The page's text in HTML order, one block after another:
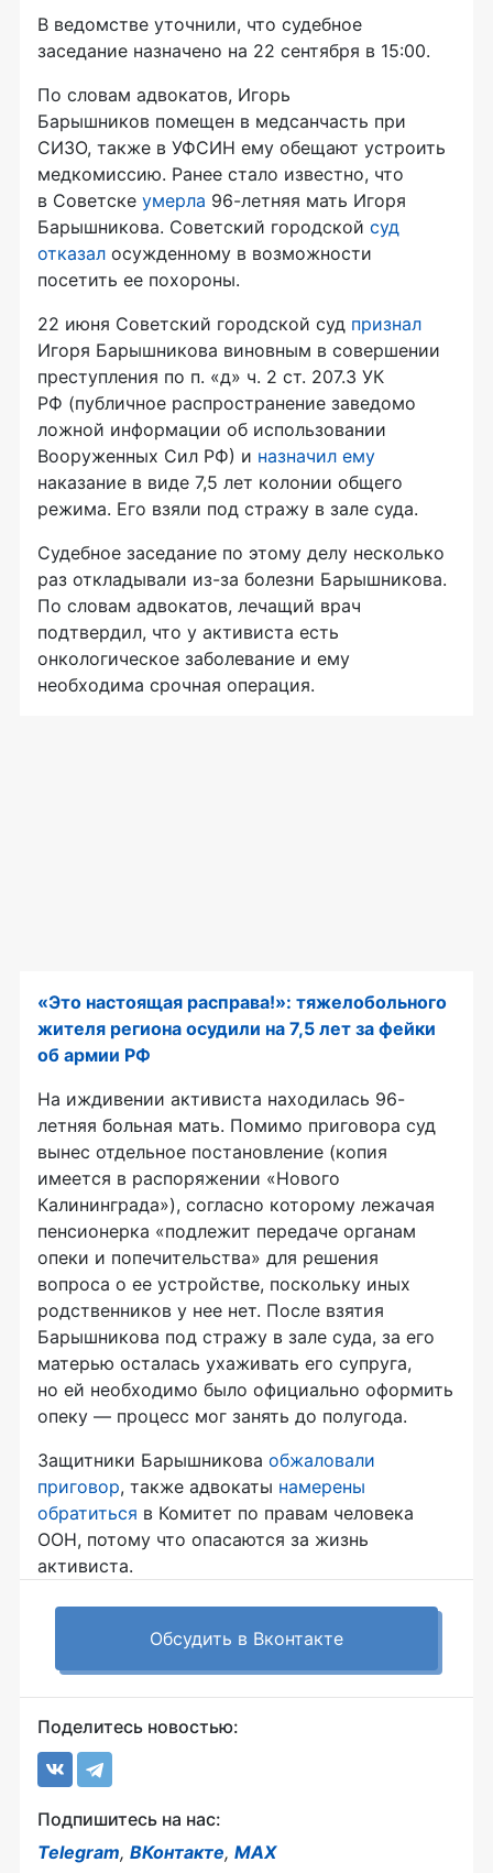
В ведомстве уточнили, что судебное
заседание назначено на 22 сентября в 15:00.
По словам адвокатов, Игорь
Барышников помещен в медсанчасть при
СИЗО, также в УФСИН ему обещают устроить
медкомиссию. Ранее стало известно, что
в Советске умерла 96-летняя мать Игоря
Барышникова. Советский городской суд
отказал осужденному в возможности
посетить ее похороны.
22 июня Советский городской суд признал
Игоря Барышникова виновным в совершении
преступления по п. «д» ч. 2 ст. 207.3 УК
РФ (публичное распространение заведомо
ложной информации об использовании
Вооруженных Сил РФ) и назначил ему
наказание в виде 7,5 лет колонии общего
режима. Его взяли под стражу в зале суда.
Судебное заседание по этому делу несколько
раз откладывали из-за болезни Барышникова.
По словам адвокатов, лечащий врач
подтвердил, что у активиста есть
онкологическое заболевание и ему
необходима срочная операция.
«Это настоящая расправа!»: тяжелобольного
жителя региона осудили на 7,5 лет за фейки
об армии РФ
На иждивении активиста находилась 96-
летняя больная мать. Помимо приговора суд
вынес отдельное постановление (копия
имеется в распоряжении «Нового
Калининграда»), согласно которому лежачая
пенсионерка «подлежит передаче органам
опеки и попечительства» для решения
вопроса о ее устройстве, поскольку иных
родственников у нее нет. После взятия
Барышникова под стражу в зале суда, за его
матерью осталась ухаживать его супруга,
но ей необходимо было официально оформить
опеку — процесс мог занять до полугода.
Защитники Барышникова обжаловали
приговор, также адвокаты намерены
обратиться в Комитет по правам человека
ООН, потому что опасаются за жизнь
активиста.
Обсудить в Вконтакте
Поделитесь новостью:
Подпишитесь на нас:
Telegram, ВКонтакте, MAX